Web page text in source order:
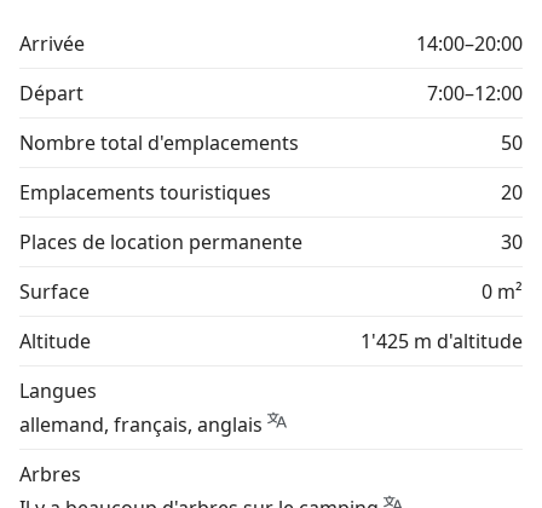
Arrivée
14:00–20:00
Départ
7:00–12:00
Nombre total d'emplacements
50
Emplacements touristiques
20
Places de location permanente
30
Surface
0 m²
Altitude
1'425 m d'altitude
Langues
allemand, français, anglais
Arbres